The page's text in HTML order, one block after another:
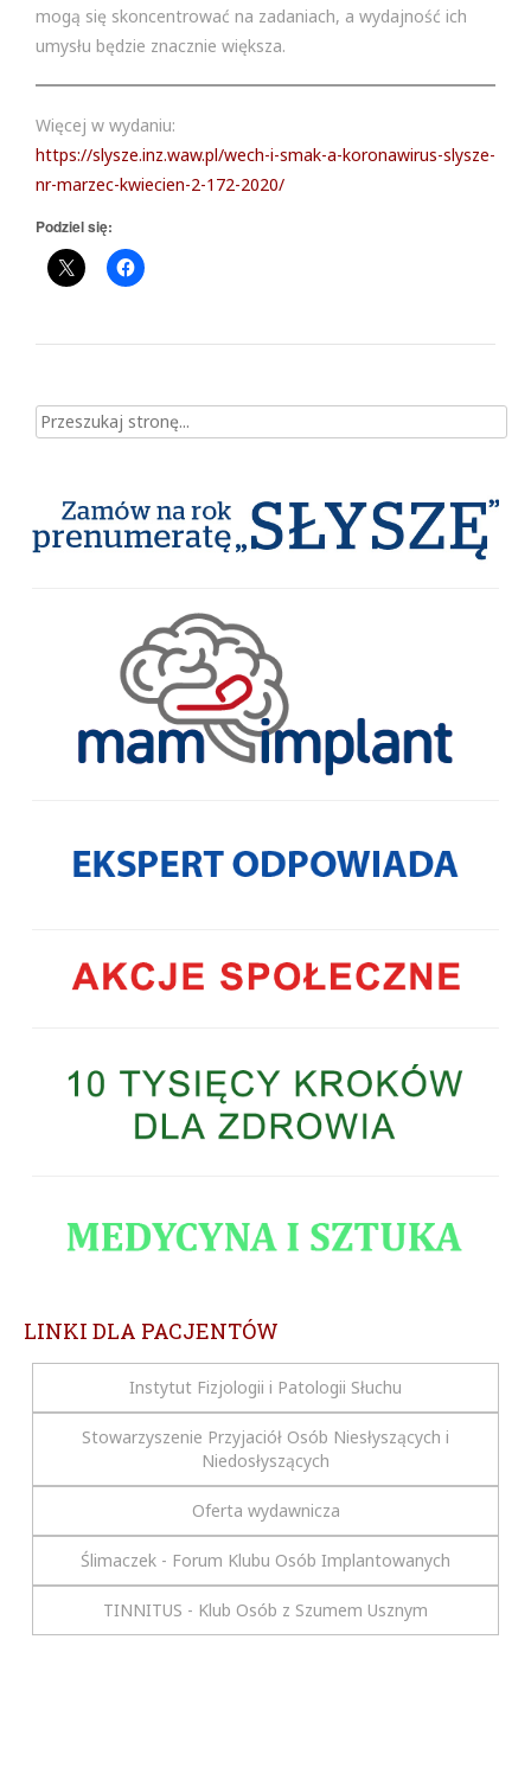
mogą się skoncentrować na zadaniach, a wydajność ich
umysłu będzie znacznie większa.
Więcej w wydaniu:
https://slysze.inz.waw.pl/wech-i-smak-a-koronawirus-slysze-
nr-marzec-kwiecien-2-172-2020/
Podziel się:
Szukaj dla:
LINKI DLA PACJENTÓW
Instytut Fizjologii i Patologii Słuchu
Stowarzyszenie Przyjaciół Osób Niesłyszących i
Niedosłyszących
Oferta wydawnicza
Ślimaczek - Forum Klubu Osób Implantowanych
TINNITUS - Klub Osób z Szumem Usznym